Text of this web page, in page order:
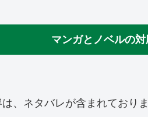
マンガとノベルの
、ネタバレが含まれており